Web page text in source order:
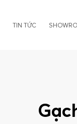
TIN TỨC